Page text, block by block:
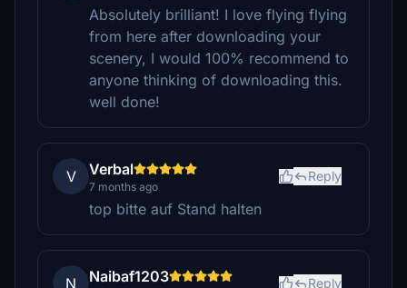
Absolutely brilliant! I love flying flying
from here after downloading your
scenery, I would 100% recommend to
anyone thinking of downloading this.
well done!
V Verbal
7 months ago
Reply
top bitte auf Stand halten
N Naibaf1203 Reply